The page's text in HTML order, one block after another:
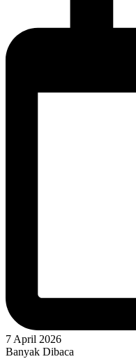
7 April 2026
Banyak Dibaca